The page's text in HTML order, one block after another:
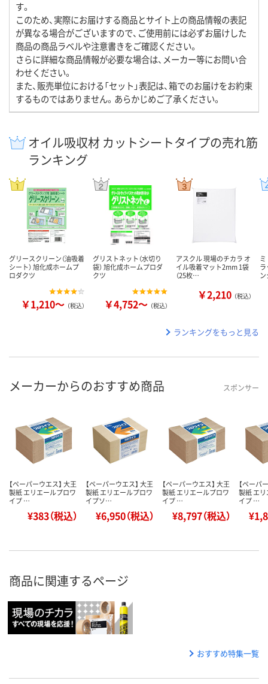
す。
このため、実際にお届けする商品とサイト上の商品情報の表記
が異なる場合がございますので、ご使用前には必ずお届けした
商品の商品ラベルや注意書きをご確認ください。
さらに詳細な商品情報が必要な場合は、メーカー等にお問い合
わせください。
また、販売単位における「セット」表記は、箱でのお届けをお約束
するものではありません。あらかじめご了承ください。
オイル吸収材 カットシートタイプの売れ筋
ランキング
グリースクリーン（油吸着
シート） 旭化成ホームプ
ロダクツ
￥1,210～ （税込）
グリストネット（水切り
袋） 旭化成ホームプロダ
クツ
￥4,752～ （税込）
アスクル 現場のチカラ オ
イル吸着マット2mm 1袋
（25枚…
￥2,210 （税込）
ランキングをもっと見る
メーカーからのおすすめ商品 スポンサー
【ペーパーウエス】 大王
製紙 エリエールプロワ
イプ …
¥383（税込）
【ペーパーウエス】 大王
製紙 エリエールプロワ
イプソ…
¥6,950（税込）
【ペーパーウエス】 大王
製紙 エリエールプロワ
イプ …
¥8,797（税込）
【ペーパ
製紙 エ
イプ …
商品に関連するページ
おすすめ特集一覧